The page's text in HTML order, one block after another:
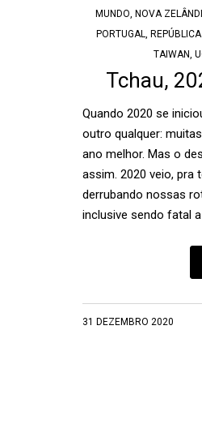
MUNDO, NOVA
PORTUGAL,
TAIWAN,
Tchau,
Quando 2020 se
outro qualquer:
ano melhor. Mas o
assim. 2020 veio,
derrubando nossas
inclusive sendo fatal
31 DEZEMBRO 2020